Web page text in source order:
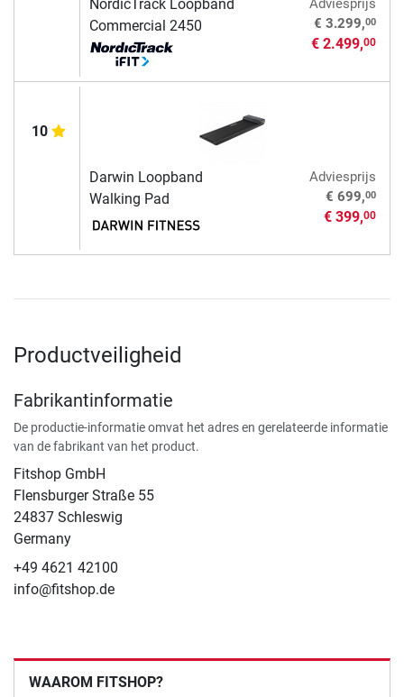
NordicTrack Loopband
Commercial 2450
Adviesprijs
€ 3.299,00
€ 2.499,00
10
Darwin Loopband
Walking Pad
Adviesprijs
€ 699,00
€ 399,00
Productveiligheid
Fabrikantinformatie
De productie-informatie omvat het adres en gerelateerde informatie
van de fabrikant van het product.
Fitshop GmbH
Flensburger Straße 55
24837 Schleswig
Germany
+49 4621 42100
info@fitshop.de
WAAROM FITSHOP?